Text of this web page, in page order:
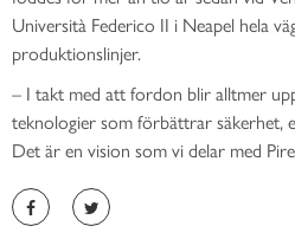
Università Federico II i Neapel hela
produktionslinjer.
– I takt med att fordon blir alltmer
teknologier som förbättrar säkerhet,
Det är en vision som vi delar med